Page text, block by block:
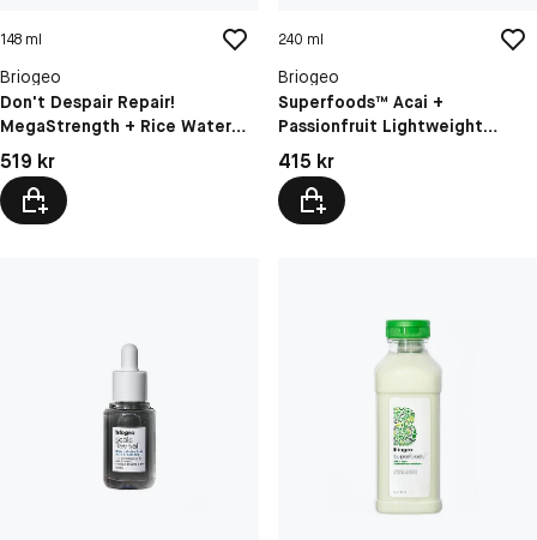
148 ml
Briogeo
Don't Despair Repair!
MegaStrength + Rice Water
Protein + Moisture
Strengthening Treatment
Pris: 519 kr
519 kr
240 ml
Briogeo
Superfoods™ Acai +
Passionfruit Lightweight
Hydration Hair Mask
Pris: 415 kr
415 kr